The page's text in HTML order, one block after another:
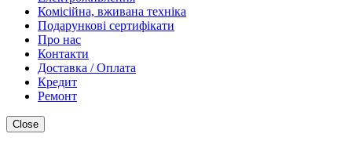
Комісійна, вживана техніка
Подарункові сертифікати
Про нас
Контакти
Доставка / Оплата
Кредит
Ремонт
Close